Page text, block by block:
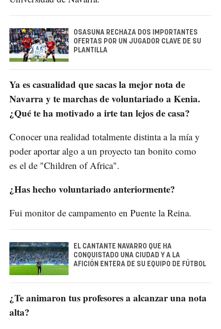
OSASUNA RECHAZA DOS IMPORTANTES
OFERTAS POR UN JUGADOR CLAVE DE SU
PLANTILLA
Ya es casualidad que sacas la mejor nota de
Navarra y te marchas de voluntariado a Kenia.
¿Qué te ha motivado a irte tan lejos de casa?
Conocer una realidad totalmente distinta a la mía y
poder aportar algo a un proyecto tan bonito como
es el de "Children of Africa".
¿Has hecho voluntariado anteriormente?
Fui monitor de campamento en Puente la Reina.
EL CANTANTE NAVARRO QUE HA
CONQUISTADO UNA CIUDAD Y A LA
AFICIÓN ENTERA DE SU EQUIPO DE FÚTBOL
¿Te animaron tus profesores a alcanzar una nota
alta?